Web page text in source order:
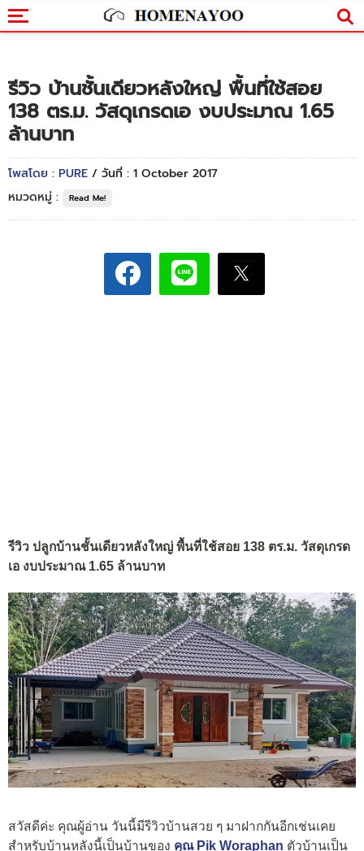
รีวิว บ้านชั้นเดียวหลังใหญ่ พื้นที่ใช้สอย
138 ตร.ม. วัสดุเกรดเอ งบประมาณ 1.65
ล้านบาท
โพสโดย : PURE / วันที่ : 1 October 2017
หมวดหมู่ :
Read Me!
รีวิว ปลูกบ้านชั้นเดียวหลังใหญ่ พื้นที่ใช้สอย 138 ตร.ม. วัสดุเกรด
เอ งบประมาณ 1.65 ล้านบาท
สวัสดีค่ะ คุณผู้อ่าน วันนี้มีรีวิวบ้านสวย ๆ มาฝากกันอีกเช่นเคย
สำหรับบ้านหลังนี้เป็นบ้านของ คุณ Pik Woraphan ตัวบ้านเป็น